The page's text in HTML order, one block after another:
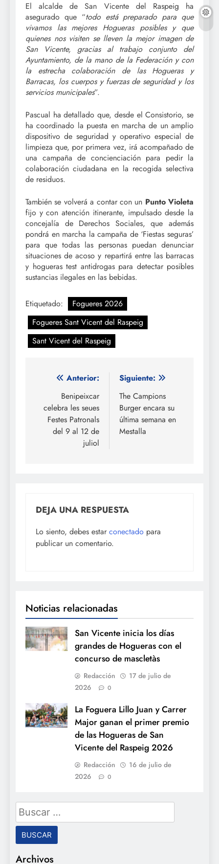
El alcalde de San Vicente del Raspeig ha
asegurado que “todo está preparado para que
vivamos las mejores Hogueras posibles y que
quienes nos visiten se lleven la mejor imagen de
San Vicente, gracias al trabajo conjunto del
Ayuntamiento, de la mano de la Federación y con
la estrecha colaboración de las Hogueras y
Barracas, los cuerpos y fuerzas de seguridad y los
servicios municipales”.
Pascual ha detallado que, desde el Consistorio, se
ha coordinado la puesta en marcha de un amplio
dispositivo de seguridad y operativo especial de
limpieza que, por primera vez, irá acompañado de
una campaña de concienciación para pedir la
colaboración ciudadana en la recogida selectiva
de residuos.
También se volverá a contar con un Punto Violeta
fijo y con atención itinerante, impulsado desde la
concejalía de Derechos Sociales, que además
pondrá en marcha la campaña de ‘Fiestas seguras’
para que todas las personas puedan denunciar
situaciones de acoso y repartirá entre las barracas
y hogueras test antidrogas para detectar posibles
sustancias ilegales en las bebidas.
Etiquetado:
Fogueres 2026
Fogueres Sant Vicent del Raspeig
Sant Vicent del Raspeig
Navegación
entradas
Anterior:
Benipeixcar
celebra les seues
Festes Patronals
del 9 al 12 de
juliol
Siguiente:
The Campions
Burger encara su
última semana en
Mestalla
DEJA UNA RESPUESTA
Lo siento, debes estar conectado para
publicar un comentario.
Noticias relacionadas
San Vicente inicia los días
grandes de Hogueras con el
concurso de mascletàs
Redacción
17 de julio de
2026
0
La Foguera Lillo Juan y Carrer
Major ganan el primer premio
de las Hogueras de San
Vicente del Raspeig 2026
Redacción
16 de julio de
2026
0
Buscar:
Archivos